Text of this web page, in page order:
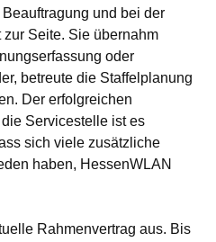
und bei der
Seite. Sie übernahm
oder
betreute die Staffelplanung
Der erfolgreichen
Servicestelle ist es
sich viele zusätzliche
haben, HessenWLAN
Rahmenvertrag aus. Bis